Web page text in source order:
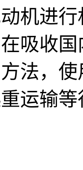
机进
吸收
法，
运输